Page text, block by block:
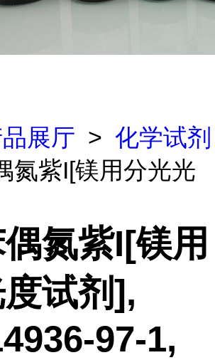
展厅 > 化学试剂
氮紫I[镁用分光光
氮紫I[镁用
试剂],
97-1,